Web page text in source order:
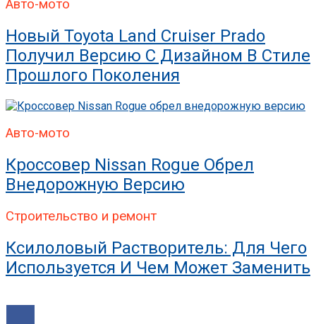
Авто-мото
Новый Toyota Land Cruiser Prado
Получил Версию С Дизайном В Стиле
Прошлого Поколения
Авто-мото
Кроссовер Nissan Rogue Обрел
Внедорожную Версию
Строительство и ремонт
Ксилоловый Растворитель: Для Чего
Используется И Чем Может Заменить